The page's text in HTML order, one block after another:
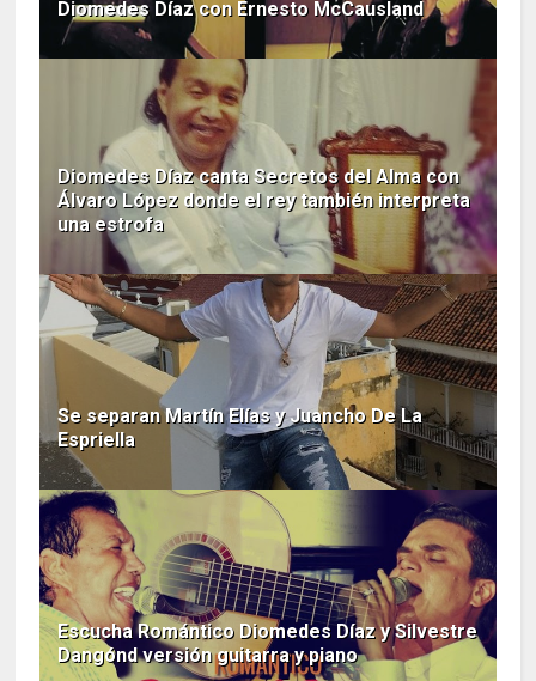
Diomedes Díaz con Ernesto McCausland
Diomedes Díaz canta Secretos del Alma con
Álvaro López donde el rey también interpreta
una estrofa
Se separan Martín Elías y Juancho De La
Espriella
Escucha Romántico Diomedes Díaz y Silvestre
Dangónd versión guitarra y piano